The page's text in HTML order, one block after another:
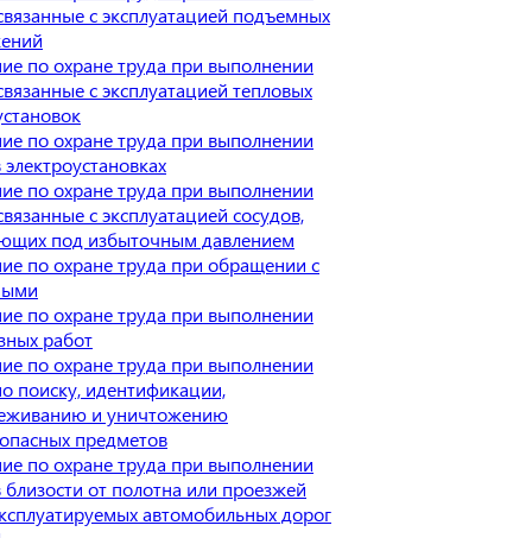
с эксплуатацией подъемных
по охране труда при выполнении
с эксплуатацией тепловых
по охране труда при выполнении
по охране труда при выполнении
с эксплуатацией сосудов,
под избыточным давлением
по охране труда при обращении с
по охране труда при выполнении
работ
по охране труда при выполнении
поиску, идентификации,
и уничтожению
предметов
по охране труда при выполнении
близости от полотна или проезжей
автомобильных дорог